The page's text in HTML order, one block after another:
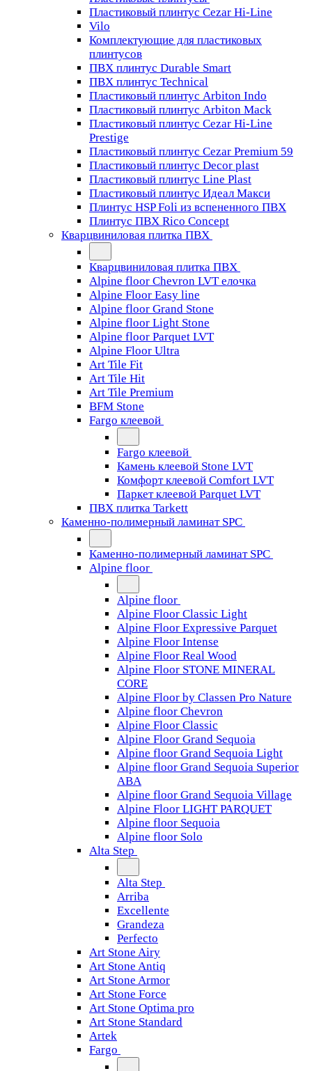
Пластиковый плинтус Cezar Hi-Line
Vilo
Комплектующие для пластиковых
плинтусов
ПВХ плинтус Durable Smart
ПВХ плинтус Technical
Пластиковый плинтус Arbiton Indo
Пластиковый плинтус Arbiton Mack
Пластиковый плинтус Cezar Hi-Line
Prestige
Пластиковый плинтус Cezar Premium 59
Пластиковый плинтус Decor plast
Пластиковый плинтус Line Plast
Пластиковый плинтус Идеал Макси
Плинтус HSP Foli из вспененного ПВХ
Плинтус ПВХ Rico Concept
Кварцвиниловая плитка ПВХ
Кварцвиниловая плитка ПВХ
Alpine floor Chevron LVT елочка
Alpine Floor Easy line
Alpine floor Grand Stone
Alpine floor Light Stone
Alpine floor Parquet LVT
Alpine Floor Ultra
Art Tile Fit
Art Tile Hit
Art Tile Premium
BFM Stone
Fargo клеевой
Fargo клеевой
Камень клеевой Stone LVT
Комфорт клеевой Comfort LVT
Паркет клеевой Parquet LVT
ПВХ плитка Tarkett
Каменно-полимерный ламинат SPC
Каменно-полимерный ламинат SPC
Alpine floor
Alpine floor
Alpine Floor Classic Light
Alpine Floor Expressive Parquet
Alpine Floor Intense
Alpine Floor Real Wood
Alpine Floor STONE MINERAL
CORE
Alpine Floor by Classen Pro Nature
Alpine floor Chevron
Alpine Floor Classic
Alpine Floor Grand Sequoia
Alpine floor Grand Sequoia Light
Alpine floor Grand Sequoia Superior
ABA
Alpine floor Grand Sequoia Village
Alpine Floor LIGHT PARQUET
Alpine floor Sequoia
Alpine floor Solo
Alta Step
Alta Step
Arriba
Excellente
Grandeza
Perfecto
Art Stone Airy
Art Stone Antiq
Art Stone Armor
Art Stone Force
Art Stone Optima pro
Art Stone Standard
Artek
Fargo